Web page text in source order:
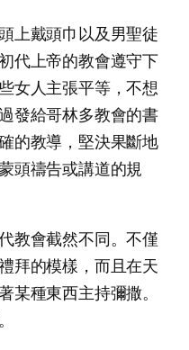
上戴頭巾以及男聖徒
代上帝的教會遵守下
女人主張平等，不想
發給哥林多教會的書
的教導，堅決果斷地
頭禱告或講道的規
教會截然不同。不僅
拜的模樣，而且在天
某種東西主持彌撒。